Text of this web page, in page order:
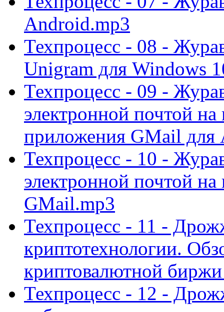
Android.mp3
Техпроцесс - 08 -
Unigram для Windows
Техпроцесс - 09 -
электронной почтой
приложения GMail для
Техпроцесс - 10 -
электронной почтой
GMail.mp3
Техпроцесс - 11 -
криптотехнологии.
криптовалютной
Техпроцесс - 12 -